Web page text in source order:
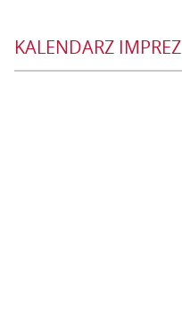
KALENDARZ IMPREZ